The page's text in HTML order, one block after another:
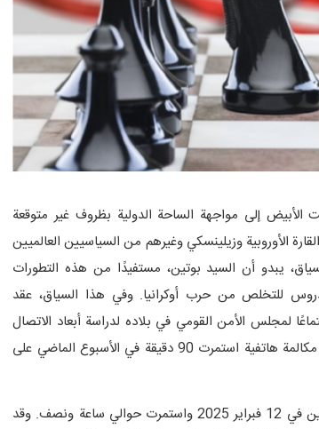
الأبيض إلى مواجهة الساحة الدولية بظروف غير متوقعة
الأوروبية وزيلينسكي وغيرهم من السياسيين العالميين
يبدو أن السيد بوتين، مستفيدًا من هذه التطورات
للتخلص من حرب أوكرانيا. وفي هذا السياق، عقد
لمجلس الأمن القومي في بلاده لدراسة أبعاد الاتصال
بالرئيس الأمريكي بشكل شامل. ونتيجة لذلك، اتفق الطرفان خلال مكالمة هاتفية استمرت 90 دقيقة في الأسبوع الماضي على
ووفقًا لمسؤولين في الكرملين، جرت أول محادثة رسمية بين الزعيمين في 12 فبراير 2025 واستمرت حوالي ساعة ونصف. وقد